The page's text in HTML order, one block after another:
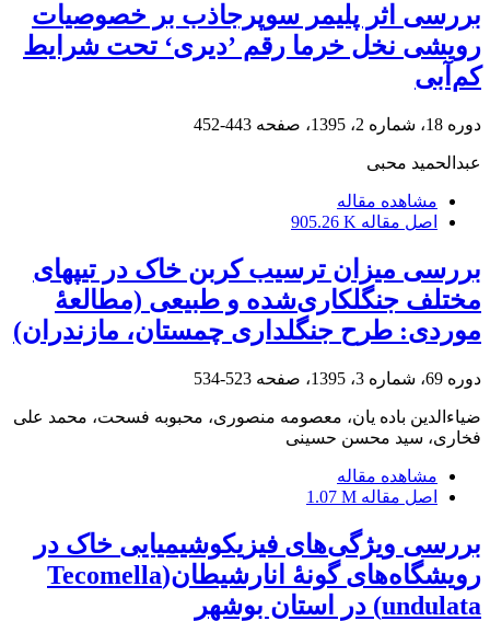
بررسی اثر پلیمر سوپرجاذب بر خصوصیات
رویشی نخل خرما رقم ’دیری‘ تحت شرایط
کم‌آبی
دوره 18، شماره 2، 1395، صفحه 443-452
عبدالحمید محبی
مشاهده مقاله
اصل مقاله 905.26 K
بررسی میزان ترسیب ‏کربن خاک در تیپ‏های
مختلف جنگلکاری‌شده و طبیعی (مطالعۀ
موردی: طرح جنگلداری چمستان، مازندران)
دوره 69، شماره 3، 1395، صفحه 523-534
ضیاءالدین باده یان، معصومه منصوری، محبوبه فسحت، محمد علی
فخاری، سید محسن حسینی
مشاهده مقاله
اصل مقاله 1.07 M
بررسی ویژگی‌های فیزیکو‌شیمیایی خاک در
رویشگاه‌های گونۀ انارشیطان(Tecomella
undulata) در استان بوشهر